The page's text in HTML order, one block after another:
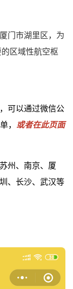
门市湖里区，为
区域性航空枢
，可以通过微信公
， 或者在此页面
州、南京、厦
、长沙、武汉等